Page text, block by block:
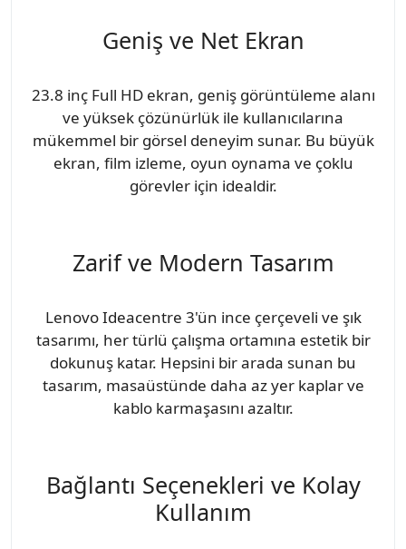
Geniş ve Net Ekran
23.8 inç Full HD ekran, geniş görüntüleme alanı
ve yüksek çözünürlük ile kullanıcılarına
mükemmel bir görsel deneyim sunar. Bu büyük
ekran, film izleme, oyun oynama ve çoklu
görevler için idealdir.
Zarif ve Modern Tasarım
Lenovo Ideacentre 3'ün ince çerçeveli ve şık
tasarımı, her türlü çalışma ortamına estetik bir
dokunuş katar. Hepsini bir arada sunan bu
tasarım, masaüstünde daha az yer kaplar ve
kablo karmaşasını azaltır.
Bağlantı Seçenekleri ve Kolay
Kullanım